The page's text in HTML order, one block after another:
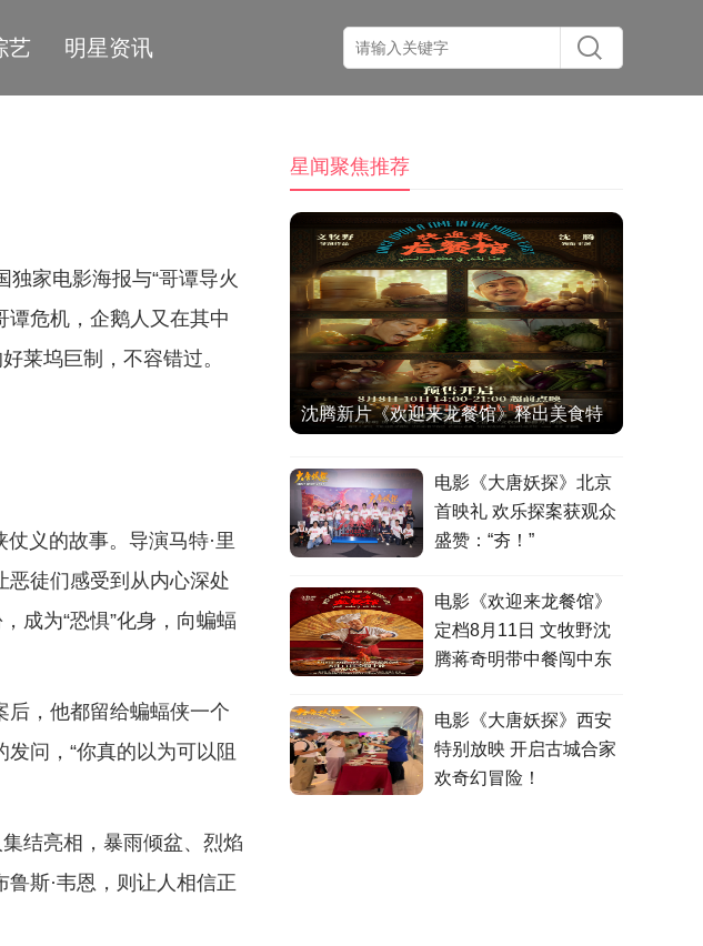
艺 明星资讯
独家电影海报与“哥谭导火
谭危机，企鹅人又在其中
莱坞巨制，不容错过。
义的故事。导演马特·里
恶徒们感受到从内心深处
成为“恐惧”化身，向蝙蝠
后，他都留给蝙蝠侠一个
问，“你真的以为可以阻
结亮相，暴雨倾盆、烈焰
斯·韦恩，则让人相信正
星闻聚焦推荐
沈腾新片《欢迎来龙餐馆》释出美食特
电影《大唐妖探》北京
首映礼 欢乐探案获观众
盛赞：“夯！”
电影《欢迎来龙餐馆》
定档8月11日 文牧野沈
腾蒋奇明带中餐闯中东
电影《大唐妖探》西安
特别放映 开启古城合家
欢奇幻冒险！